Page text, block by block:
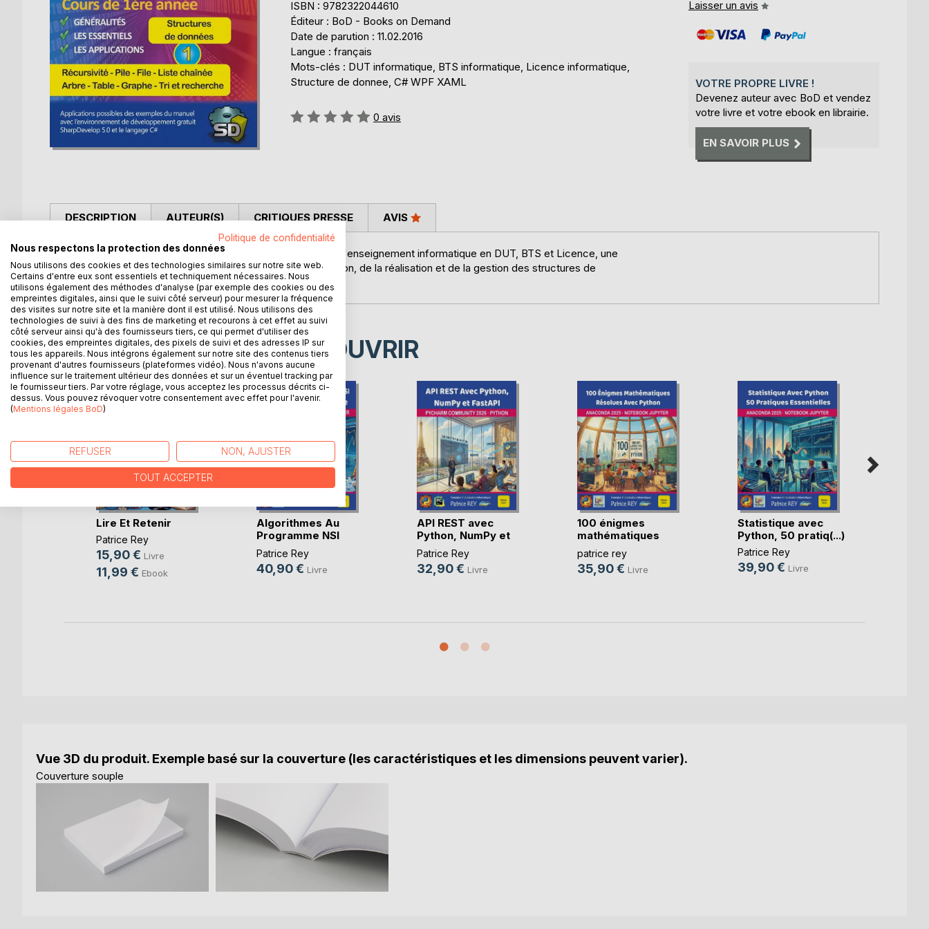
ISBN : 9782322044610
Éditeur : BoD - Books on Demand
Date de parution : 11.02.2016
Langue : français
Mots-clés : DUT informatique, BTS informatique, Licence informatique,
Structure de donnee, C# WPF XAML
Évaluation:
0 avis
Laisser un avis
VOTRE PROPRE LIVRE !
Devenez auteur avec BoD et vendez
votre livre et votre ebook en librairie.
EN SAVOIR PLUS
DESCRIPTION
Ce livre a pour objectif de proposer, dans le domaine de l'enseignement informatique en DUT, BTS et Licence, une
approche pédagogique en programmation de la conception, de la réalisation et de la gestion des structures de
données.
AUTEUR(S) CRITIQUES PRESSE AVIS
D’AUTRES TITRES À DÉCOUVRIR
Lire Et Retenir
Patrice Rey
15,90 € Livre
11,99 € Ebook
Algorithmes Au
Programme NSI
Class(...)
Patrice Rey
40,90 € Livre
API REST avec
Python, NumPy et
FastAPI
Patrice Rey
32,90 € Livre
100 énigmes
mathématiques
résolues(...)
patrice rey
35,90 € Livre
Statistique avec
Python, 50 pratiq(...)
Patrice Rey
39,90 € Livre
Vue 3D du produit. Exemple basé sur la couverture (les caractéristiques et les dimensions peuvent varier).
Couverture souple
Politique de confidentialité
Nous respectons la protection des données
Nous utilisons des cookies et des technologies similaires sur notre site web.
Certains d'entre eux sont essentiels et techniquement nécessaires. Nous
utilisons également des méthodes d'analyse (par exemple des cookies ou des
empreintes digitales, ainsi que le suivi côté serveur) pour mesurer la fréquence
des visites sur notre site et la manière dont il est utilisé. Nous utilisons des
technologies de suivi à des fins de marketing et recourons à cet effet au suivi
côté serveur ainsi qu'à des fournisseurs tiers, ce qui permet d'utiliser des
cookies, des empreintes digitales, des pixels de suivi et des adresses IP sur
tous les appareils. Nous intégrons également sur notre site des contenus tiers
provenant d'autres fournisseurs (plateformes vidéo). Nous n'avons aucune
influence sur le traitement ultérieur des données et sur un éventuel tracking par
le fournisseur tiers. Par votre réglage, vous acceptez les processus décrits ci-
dessus. Vous pouvez révoquer votre consentement avec effet pour l'avenir.
(Mentions légales BoD)
REFUSER NON, AJUSTER
TOUT ACCEPTER